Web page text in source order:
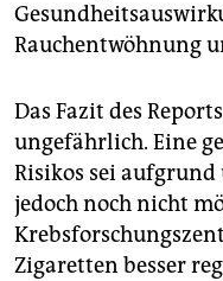
Rauchentwöhnung
Das Fazit des
ungefährlich. Eine
Risikos sei
jedoch noch nicht
Zigaretten besser